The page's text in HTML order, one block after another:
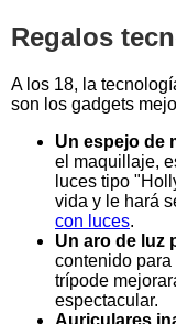
Regalos
A los 18, la
son los gadgets
Un espejo de
el maquillaje,
luces tipo
vida y le hará
con luces.
Un aro de luz
contenido para
trípode
espectacular.
Auriculares